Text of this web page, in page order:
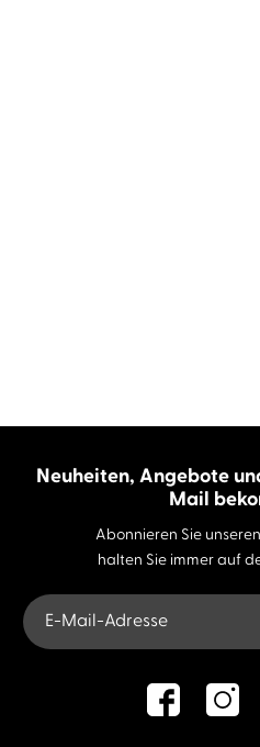
Neuheiten, Angebote
Mail
Abonnieren Sie
halten Sie immer auf
E-Mail-Adresse